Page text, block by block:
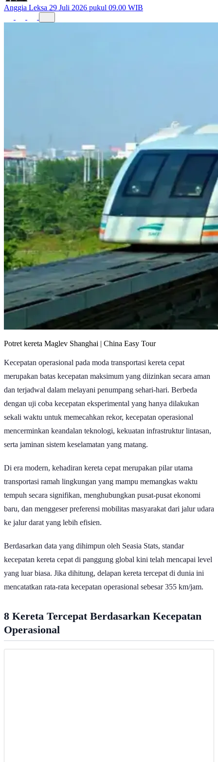
Anggia Leksa 29 Juli 2026 pukul 09.00 WIB
Potret kereta Maglev Shanghai | China Easy Tour
Kecepatan operasional pada moda transportasi kereta cepat
merupakan batas kecepatan maksimum yang diizinkan secara aman
dan terjadwal dalam melayani penumpang sehari-hari. Berbeda
dengan uji coba kecepatan eksperimental yang hanya dilakukan
sekali waktu untuk memecahkan rekor, kecepatan operasional
mencerminkan keandalan teknologi, kekuatan infrastruktur lintasan,
serta jaminan sistem keselamatan yang matang.
Di era modern, kehadiran kereta cepat merupakan pilar utama
transportasi ramah lingkungan yang mampu memangkas waktu
tempuh secara signifikan, menghubungkan pusat-pusat ekonomi
baru, dan menggeser preferensi mobilitas masyarakat dari jalur udara
ke jalur darat yang lebih efisien.
Berdasarkan data yang dihimpun oleh Seasia Stats, standar
kecepatan kereta cepat di panggung global kini telah mencapai level
yang luar biasa. Jika dihitung, delapan kereta tercepat di dunia ini
mencatatkan rata-rata kecepatan operasional sebesar 355 km/jam.
8 Kereta Tercepat Berdasarkan Kecepatan
Operasional